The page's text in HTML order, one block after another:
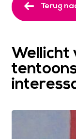
Terug
Wellicht